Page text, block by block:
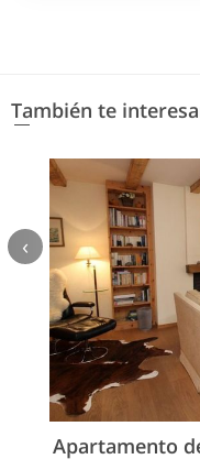
También te
Apartamento
‹